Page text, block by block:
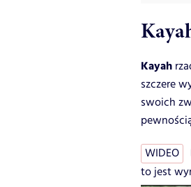
Kayah
szczere
swoich
WIDEO
to jest